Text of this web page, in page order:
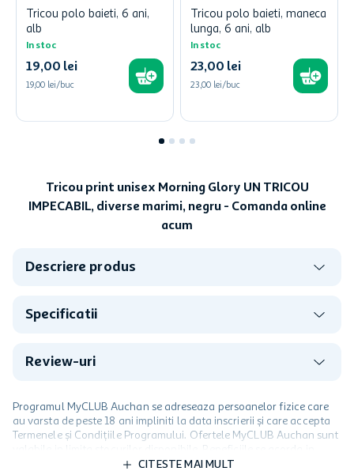
Tricou polo baieti, 6 ani,
alb
In stoc
19,00 lei
19,00 lei/buc
Tricou polo baieti, maneca
lunga, 6 ani, alb
In stoc
23,00 lei
23,00 lei/buc
Tricou print unisex Morning Glory UN TRICOU
IMPECABIL, diverse marimi, negru - Comanda online
acum
Descriere produs
Specificatii
Review-uri
Programul MyCLUB Auchan se adreseaza persoanelor fizice care
au varsta de peste 18 ani impliniti la data inscrierii și care accepta
Termenele și Condițiile Programului. Ofertele MyCLUB Auchan sunt
valabile in limita stocurilor disponibile. Beneficiile se acorda in
limita a 12 unitati / card client o singura data in perioada promotiei.
CITESTE MAI MULT